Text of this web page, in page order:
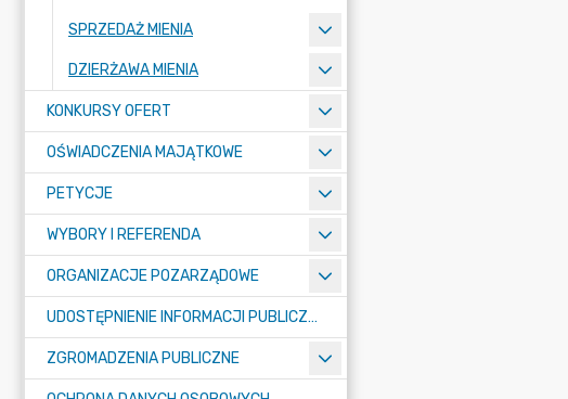
SPRZEDAŻ MIENIA
DZIERŻAWA MIENIA
KONKURSY OFERT
OŚWIADCZENIA MAJĄTKOWE
PETYCJE
WYBORY I REFERENDA
ORGANIZACJE POZARZĄDOWE
UDOSTĘPNIENIE INFORMACJI PUBLICZNEJ
ZGROMADZENIA PUBLICZNE